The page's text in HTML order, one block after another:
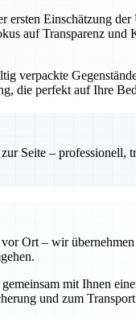
ersten Einschätzung
auf Transparenz
verpackte
die perfekt auf Ihre
Seite – professionell,
Ort – wir
mit Ihnen
und zum